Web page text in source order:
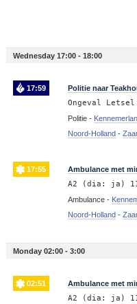
Wednesday 17:00 - 18:00
17:59 Politie naar
Ongeval Letsel
Politie -
Noord-Holland -
17:55 Ambulance met
A2 (dia: ja)
Ambulance -
Noord-Holland -
Monday 02:00 - 3:00
02:51 Ambulance met
A2 (dia: ja)